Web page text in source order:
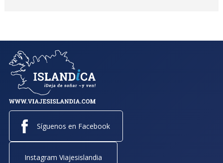
Síguenos en Facebook
Instagram Viajesislandia